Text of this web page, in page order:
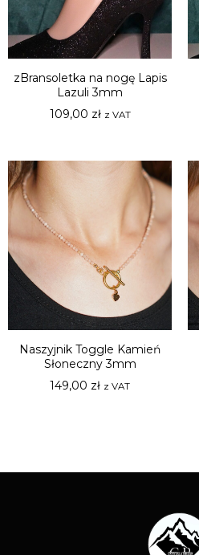
zBransoletka na nogę Lapis
Lazuli 3mm
109,00 zł z VAT
Naszyjnik Toggle Kamień
Słoneczny 3mm
149,00 zł z VAT